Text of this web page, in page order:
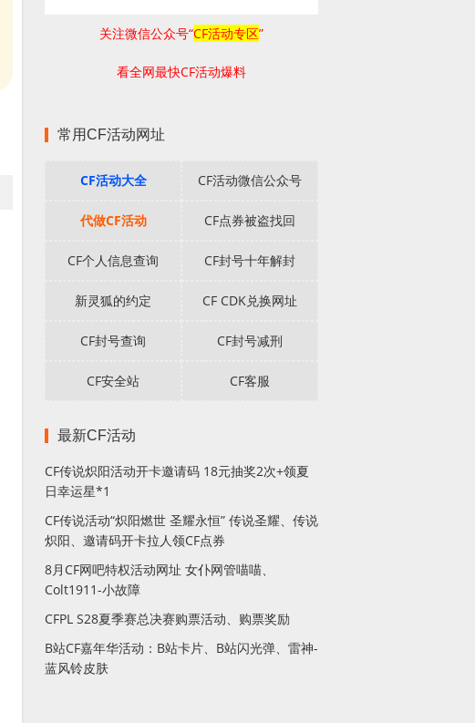
关注微信公众号“CF活动专区”
看全网最快CF活动爆料
常用CF活动网址
CF活动大全 CF活动微信公众号
代做CF活动 CF点券被盗找回
CF个人信息查询 CF封号十年解封
新灵狐的约定 CF CDK兑换网址
CF封号查询 CF封号减刑
CF安全站 CF客服
最新CF活动
CF传说炽阳活动开卡邀请码 18元抽奖2次+领夏
日幸运星*1
CF传说活动“炽阳燃世 圣耀永恒” 传说圣耀、传说
炽阳、邀请码开卡拉人领CF点券
8月CF网吧特权活动网址 女仆网管喵喵、
Colt1911-小故障
CFPL S28夏季赛总决赛购票活动、购票奖励
B站CF嘉年华活动：B站卡片、B站闪光弹、雷神-
蓝风铃皮肤